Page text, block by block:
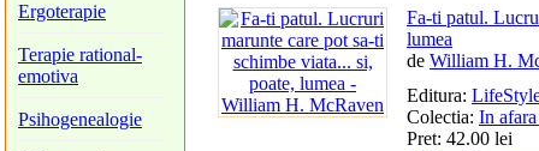
Ergoterapie
Terapie rational-
emotiva
Psihogenealogie
Fa-ti patul.
lumea
de William H.
Editura:
Colectia: In
Pret: 42.00 lei